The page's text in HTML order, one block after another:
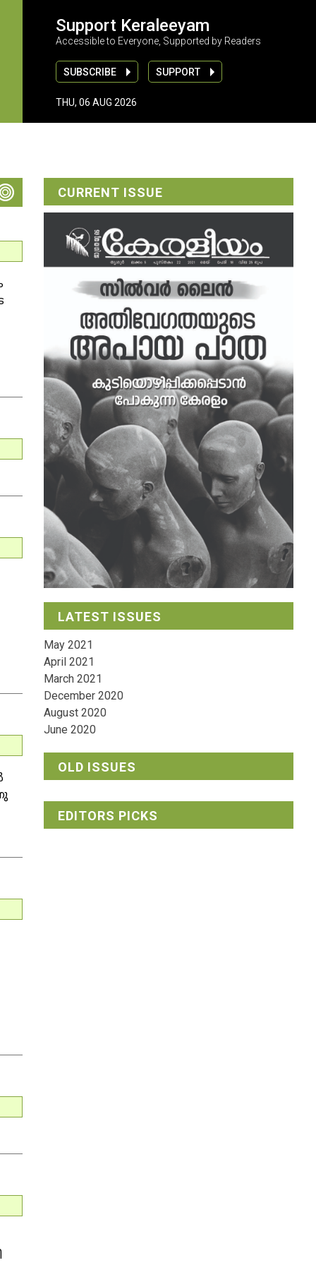
Support Keraleeyam
Accessible to Everyone, Supported by Readers
SUBSCRIBE SUPPORT
THU, 06 AUG 2026
CURRENT ISSUE
LATEST ISSUES
May 2021
April 2021
March 2021
December 2020
August 2020
June 2020
OLD ISSUES
EDITORS PICKS